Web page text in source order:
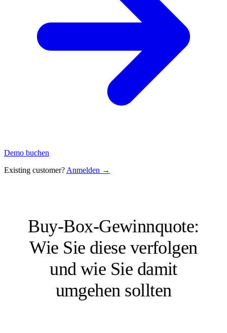
Demo buchen
Existing customer? Anmelden →
Buy-Box-Gewinnquote:
Wie Sie diese verfolgen
und wie Sie damit
umgehen sollten